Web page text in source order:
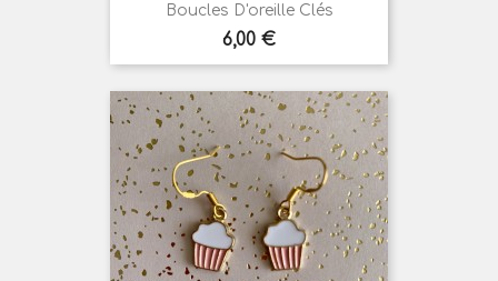
Boucles D'oreille Clés
Prix
6,00 €